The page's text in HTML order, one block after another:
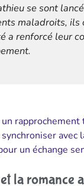
se sont
maladroits, ils
a renforcé leur
avec
un échange
la romance